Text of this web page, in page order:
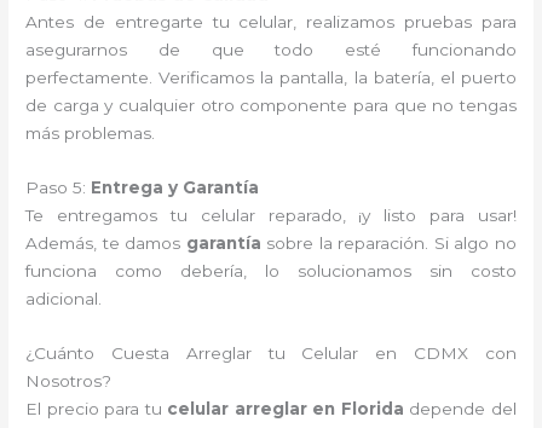
Antes de entregarte tu celular, realizamos pruebas para
asegurarnos de que todo esté funcionando
perfectamente. Verificamos la pantalla, la batería, el puerto
de carga y cualquier otro componente para que no tengas
más problemas.
Paso 5: Entrega y Garantía
Te entregamos tu celular reparado, ¡y listo para usar!
Además, te damos garantía sobre la reparación. Si algo no
funciona como debería, lo solucionamos sin costo
adicional.
¿Cuánto Cuesta Arreglar tu Celular en CDMX con
Nosotros?
El precio para tu celular arreglar en Florida depende del